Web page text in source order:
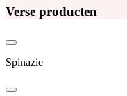
Verse producten
Spinazie